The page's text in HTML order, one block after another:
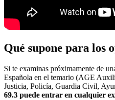
Qué supone para los
Si te examinas próximamente de
Española en el temario (AGE
Justicia, Policía, Guardia Civil,
69.3 puede entrar en cualquier